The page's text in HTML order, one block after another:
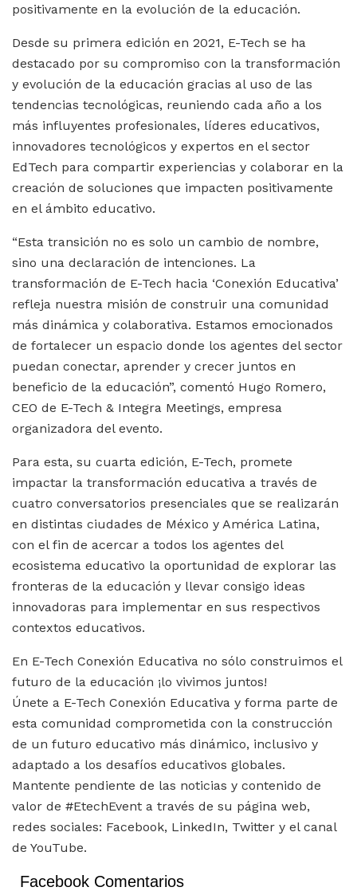
positivamente en la evolución de la educación.
Desde su primera edición en 2021, E-Tech se ha
destacado por su compromiso con la transformación
y evolución de la educación gracias al uso de las
tendencias tecnológicas, reuniendo cada año a los
más influyentes profesionales, líderes educativos,
innovadores tecnológicos y expertos en el sector
EdTech para compartir experiencias y colaborar en la
creación de soluciones que impacten positivamente
en el ámbito educativo.
“Esta transición no es solo un cambio de nombre,
sino una declaración de intenciones. La
transformación de E-Tech hacia ‘Conexión Educativa’
refleja nuestra misión de construir una comunidad
más dinámica y colaborativa. Estamos emocionados
de fortalecer un espacio donde los agentes del sector
puedan conectar, aprender y crecer juntos en
beneficio de la educación”, comentó Hugo Romero,
CEO de E-Tech & Integra Meetings, empresa
organizadora del evento.
Para esta, su cuarta edición, E-Tech, promete
impactar la transformación educativa a través de
cuatro conversatorios presenciales que se realizarán
en distintas ciudades de México y América Latina,
con el fin de acercar a todos los agentes del
ecosistema educativo la oportunidad de explorar las
fronteras de la educación y llevar consigo ideas
innovadoras para implementar en sus respectivos
contextos educativos.
En E-Tech Conexión Educativa no sólo construimos el
futuro de la educación ¡lo vivimos juntos!
Únete a E-Tech Conexión Educativa y forma parte de
esta comunidad comprometida con la construcción
de un futuro educativo más dinámico, inclusivo y
adaptado a los desafíos educativos globales.
Mantente pendiente de las noticias y contenido de
valor de #EtechEvent a través de su página web,
redes sociales: Facebook, LinkedIn, Twitter y el canal
de YouTube.
Facebook Comentarios